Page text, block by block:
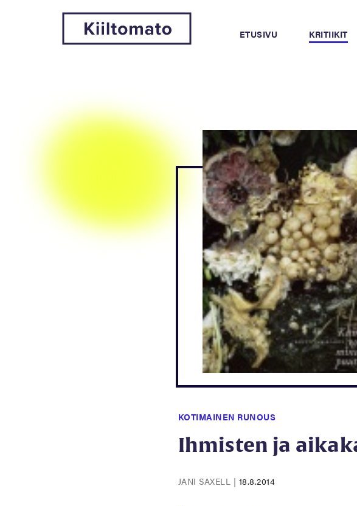
ETUSIVU KRITIIKIT
KOTIMAINEN RUNOUS
Ihmisten ja
JANI SAXELL | 18.8.2014